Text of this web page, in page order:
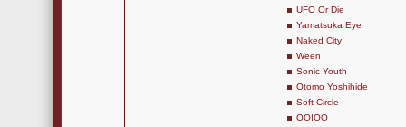
UFO Or Die
Yamatsuka Eye
Naked City
Ween
Sonic Youth
Otomo Yoshihide
Soft Circle
OOIOO